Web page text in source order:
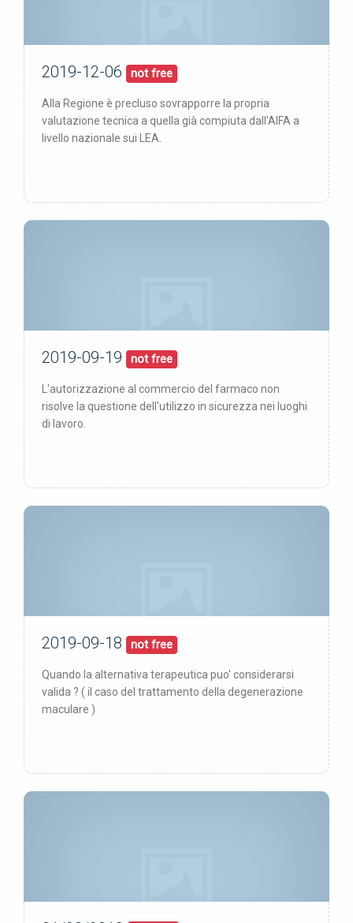
pubblicata:06/12/19
2019-12-06 not free
Alla Regione è precluso sovrapporre la propria
valutazione tecnica a quella già compiuta dall'AIFA a
livello nazionale sui LEA.
pubblicata:19/09/19
2019-09-19 not free
L'autorizzazione al commercio del farmaco non
risolve la questione dell'utilizzo in sicurezza nei luoghi
di lavoro.
pubblicata:18/09/19
2019-09-18 not free
Quando la alternativa terapeutica puo' considerarsi
valida ? ( il caso del trattamento della degenerazione
maculare )